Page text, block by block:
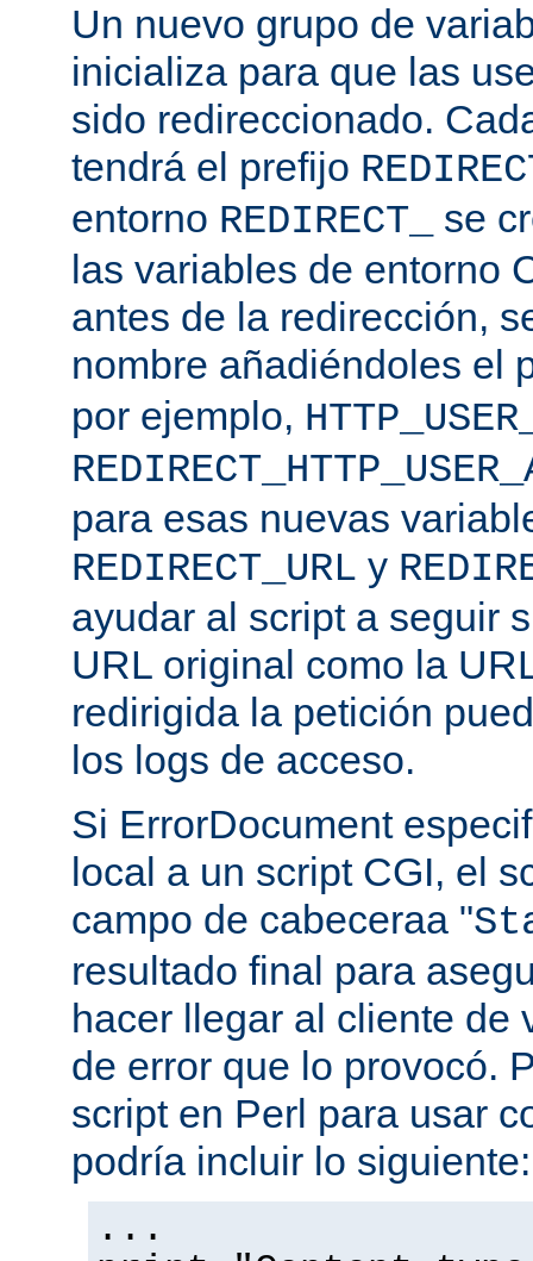
Un nuevo grupo de
inicializa para que las
sido redireccionado.
tendrá el prefijo
entorno REDIRECT_
se
las variables de entorno
antes de la redirección,
nombre añadiéndoles el
por ejemplo,
para esas nuevas
REDIRECT_URL y
ayudar al script a seguir
URL original como la
redirigida la petición
los logs de acceso.
Si ErrorDocument
local a un script CGI, el
campo de cabeceraa "
resultado final para
hacer llegar al cliente de
de error que lo provocó.
script en Perl para usar
podría incluir lo siguiente:
...